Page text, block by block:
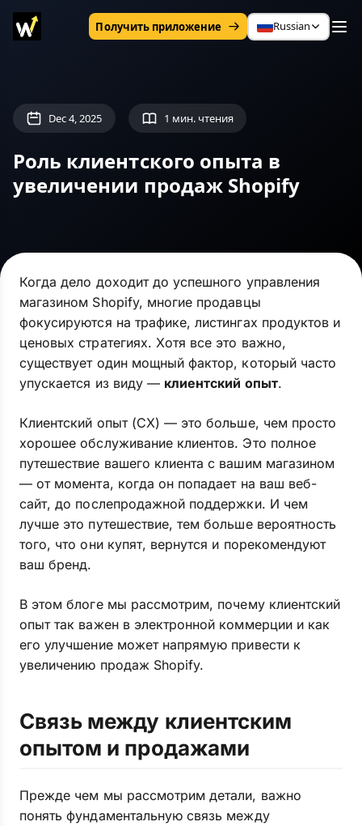
Получить приложение Russian
Dec 4, 2025 1 мин. чтения
Роль клиентского опыта в
увеличении продаж Shopify
Когда дело доходит до успешного управления
магазином Shopify, многие продавцы
фокусируются на трафике, листингах продуктов и
ценовых стратегиях. Хотя все это важно,
существует один мощный фактор, который часто
упускается из виду — клиентский опыт.
Клиентский опыт (CX) — это больше, чем просто
хорошее обслуживание клиентов. Это полное
путешествие вашего клиента с вашим магазином
— от момента, когда он попадает на ваш веб-
сайт, до послепродажной поддержки. И чем
лучше это путешествие, тем больше вероятность
того, что они купят, вернутся и порекомендуют
ваш бренд.
В этом блоге мы рассмотрим, почему клиентский
опыт так важен в электронной коммерции и как
его улучшение может напрямую привести к
увеличению продаж Shopify.
Связь между клиентским
опытом и продажами
Прежде чем мы рассмотрим детали, важно
понять фундаментальную связь между